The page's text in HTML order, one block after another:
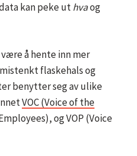
kan peke uthvaog
å hente inn mer
flaskehals og
benytter seg av ulike
VOC (Voice of the
og VOP (Voice